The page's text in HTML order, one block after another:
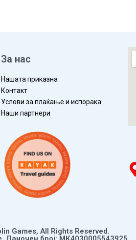
За нас
Нашата приказна
Контакт
Услови за плаќање и испорака
Наши партнери
Games, All Rights Reserved.